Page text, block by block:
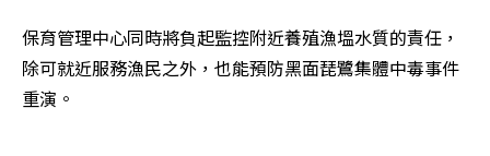
保育管理中心同時將負起監控附近養殖漁塭水質的責任，
除可就近服務漁民之外，也能預防黑面琵鷺集體中毒事件
重演。